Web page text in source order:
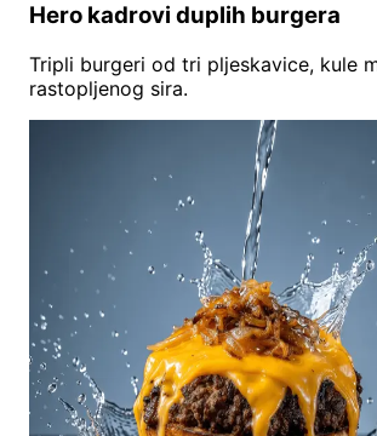
Hero kadrovi duplih burgera
Tripli burgeri od tri pljeskavice, kule
rastopljenog sira.